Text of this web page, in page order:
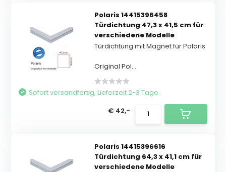
Polaris 14415396458
Türdichtung 47,3 x 41,5 cm für
verschiedene Modelle
Türdichtung mit Magnet für Polaris
Original Pol...
Sofort versandfertig, Lieferzeit 2-3 Tage
€ 42,-
Polaris 14415396616
Türdichtung 64,3 x 41,1 cm für
verschiedene Modelle